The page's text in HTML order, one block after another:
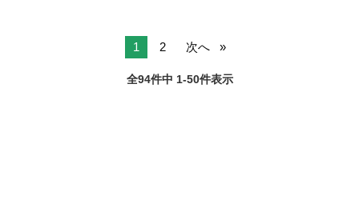
1 2 次へ
全94件中 1-50件表示